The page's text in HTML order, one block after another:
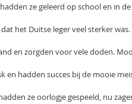
ze geleerd op school en in
het Duitse leger veel sterker
en zorgden voor vele doden.
en hadden succes bij de mooie
ze oorlogje gespeeld, nu